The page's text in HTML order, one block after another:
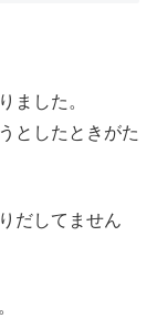
ました。
としたときがた
だしてません